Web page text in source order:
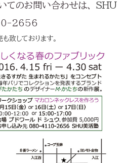
てのお問い合わせは、 SHU
2656
致しております。